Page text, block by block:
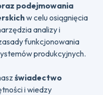
podejmowania
w celu osiągnięcia
analizy i
funkcjonowania
produkcyjnych.
świadectwo
i wiedzy